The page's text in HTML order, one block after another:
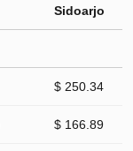
Sidoarjo
$ 250.34
$ 166.89